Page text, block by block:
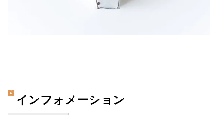
インフォメーション